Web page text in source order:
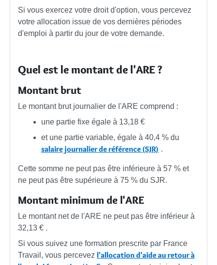
Si vous exercez votre droit d'option, vous percevez
votre allocation issue de vos dernières périodes
d'emploi à partir du jour de votre demande.
Quel est le montant de l'ARE ?
Montant brut
Le montant brut journalier de l'ARE comprend :
une partie fixe égale à 13,18 €
et une partie variable, égale à 40,4 % du
salaire journalier de référence (SJR) .
Cette somme ne peut pas être inférieure à 57 % et
ne peut pas être supérieure à 75 % du SJR.
Montant minimum de l'ARE
Le montant net de l'ARE ne peut pas être inférieur à
32,13 € .
Si vous suivez une formation prescrite par France
Travail, vous percevez l'allocation d'aide au retour à